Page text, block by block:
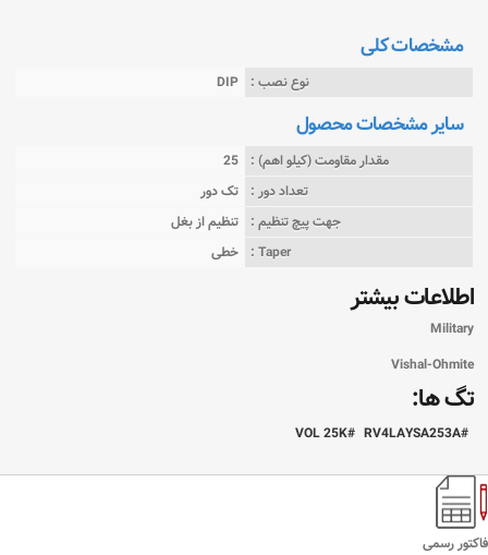
مشخصات کلی
نوع نصب : DIP
سایر مشخصات محصول
مقدار مقاومت (کیلو اهم) : 25
تعداد دور : تک دور
جهت پیچ تنظیم : تنظیم از بغل
Taper :
خطی
اطلاعات بیشتر
Military
Vishal-Ohmite
تگ ها:
RV4LAYSA253A
VOL 25K
فاکتور رسمی